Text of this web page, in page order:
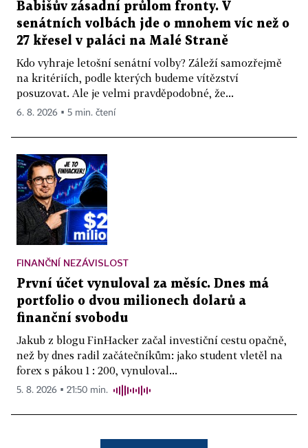
Babišův zásadní průlom fronty. V
senátních volbách jde o mnohem víc než o
27 křesel v paláci na Malé Straně
Kdo vyhraje letošní senátní volby? Záleží samozřejmě
na kritériích, podle kterých budeme vítězství
posuzovat. Ale je velmi pravděpodobné, že...
6. 8. 2026 ▪ 5 min. čtení
FINANČNÍ NEZÁVISLOST
První účet vynuloval za měsíc. Dnes má
portfolio o dvou milionech dolarů a
finanční svobodu
Jakub z blogu FinHacker začal investiční cestu opačně,
než by dnes radil začátečníkům: jako student vletěl na
forex s pákou 1 : 200, vynuloval...
5. 8. 2026 ▪ 21:50 min.